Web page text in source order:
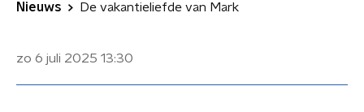
Nieuws De vakantieliefde van Mark
zo 6 juli 2025 13:30